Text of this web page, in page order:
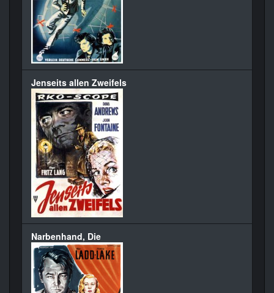
Jenseits allen Zweifels
Narbenhand, Die